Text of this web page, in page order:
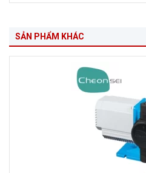
SẢN PHẨM KHÁC